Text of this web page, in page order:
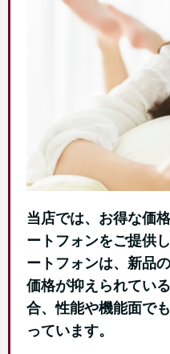
当店では、お得な価
ートフォンをご提供
ートフォンは、新品
価格が抑えられてい
合、性能や機能面で
っています。